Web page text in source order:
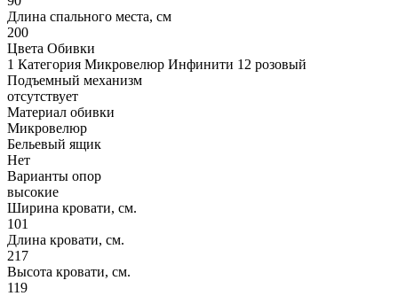
Длина спального места, см
200
Цвета Обивки
1 Категория Микровелюр Инфинити 12 розовый
Подъемный механизм
отсутствует
Материал обивки
Микровелюр
Бельевый ящик
Нет
Варианты опор
высокие
Ширина кровати, см.
101
Длина кровати, см.
217
Высота кровати, см.
119